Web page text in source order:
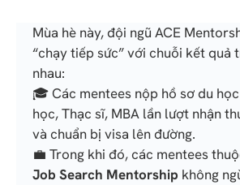
Mùa hè này, đội ngũ ACE
“chạy tiếp sức” với chuỗi kết quả
nhau:
🎓 Các mentees nộp hồ sơ du
học, Thạc sĩ, MBA lần lượt nhận
và chuẩn bị visa lên đường.
💼 Trong khi đó, các mentees
Job Search Mentorship không